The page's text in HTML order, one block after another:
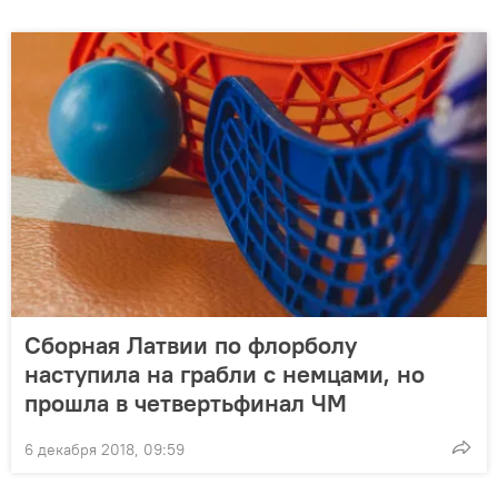
Сборная Латвии по флорболу
наступила на грабли с немцами, но
прошла в четвертьфинал ЧМ
6 декабря 2018, 09:59